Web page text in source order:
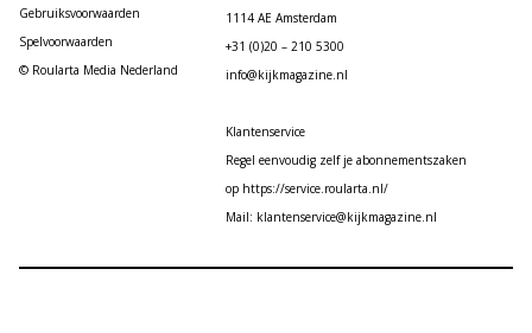
Gebruiksvoorwaarden
Spelvoorwaarden
© Roularta Media Nederland
1114 AE Amsterdam
+31 (0)20 – 210 5300
info@kijkmagazine.nl
Klantenservice
Regel eenvoudig zelf je abonnementszaken
op https://service.roularta.nl/
Mail: klantenservice@kijkmagazine.nl